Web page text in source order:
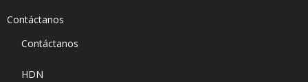
Contáctanos
Contáctanos
HDN